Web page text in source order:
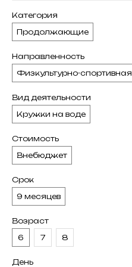
Категория
Продолжающие
Направленность
Физкультурно-спортивная
Вид деятельности
Кружки на воде
Стоимость
Внебюджет
Срок
9 месяцев
Возраст
6
7 8
День